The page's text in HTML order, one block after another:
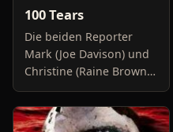
100 Tears
Die beiden Reporter
Mark (Joe Davison) und
Christine (Raine Brown)
haben keine Lust mehr
auf belanglose
Boulevard-Meldungen